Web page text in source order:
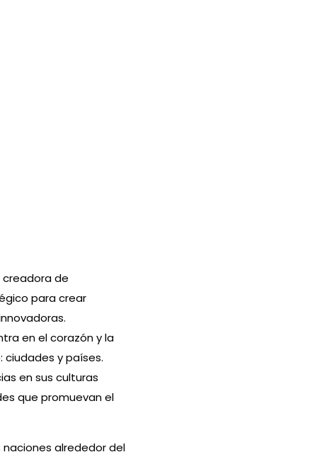
creadora de
para crear
en el corazón y la
y países.
en sus culturas
que promuevan el
alrededor del